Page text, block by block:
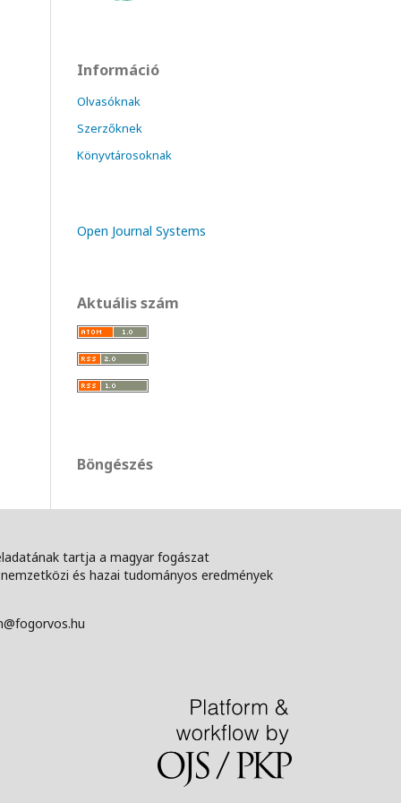
Információ
Olvasóknak
Szerzőknek
Könyvtárosoknak
Open Journal Systems
Aktuális szám
Böngészés
tartja a magyar fogászat
és hazai tudományos eredmények